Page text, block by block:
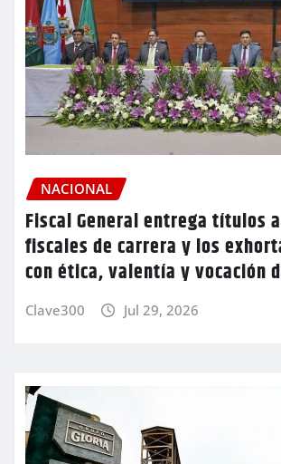
NACIONAL
Fiscal General entrega títulos
fiscales de carrera y los
con ética, valentía y vocación
Clave300 Jul 29, 2026